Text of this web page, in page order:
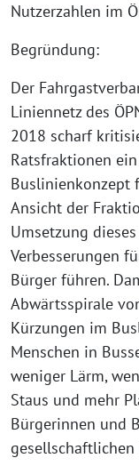
Nutzerzahlen im
Begründung:
Der
Liniennetz des
2018 scharf
Ratsfraktionen
Buslinienkonzept
Ansicht der
Umsetzung
Verbesserungen
Bürger führen.
Abwärtsspirale
Kürzungen im
Menschen in
weniger Lärm,
Staus und mehr
Bürgerinnen und